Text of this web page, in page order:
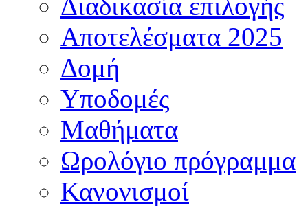
Αποτελέσματα 2025
Δομή
Υποδομές
Μαθήματα
Ωρολόγιο πρόγραμμα
Κανονισμοί